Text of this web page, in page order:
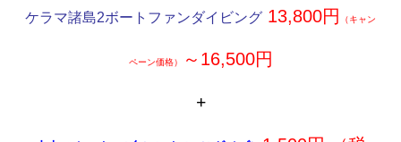
ケラマ諸島2ボートファンダイビング 13,800円 （キャン
ペーン価格） ～16,500円
+